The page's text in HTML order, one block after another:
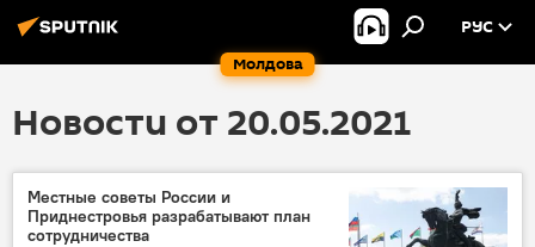
Молдова
РУС
Новости от 20.05.2021
Местные советы России и
Приднестровья разрабатывают план
сотрудничества